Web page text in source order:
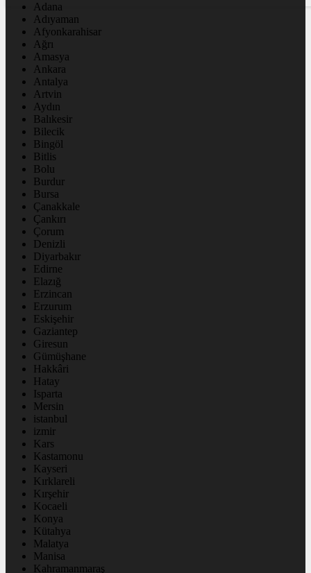
Adana
Adıyaman
Afyonkarahisar
Ağrı
Amasya
Ankara
Antalya
Artvin
Aydın
Balıkesir
Bilecik
Bingöl
Bitlis
Bolu
Burdur
Bursa
Çanakkale
Çankırı
Çorum
Denizli
Diyarbakır
Edirne
Elazığ
Erzincan
Erzurum
Eskişehir
Gaziantep
Giresun
Gümüşhane
Hakkâri
Hatay
Isparta
Mersin
istanbul
izmir
Kars
Kastamonu
Kayseri
Kırklareli
Kırşehir
Kocaeli
Konya
Kütahya
Malatya
Manisa
Kahramanmaraş